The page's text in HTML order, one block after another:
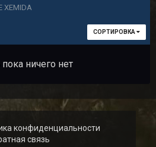
СОРТИРОВКА
ничего нет
конфиденциальности
связь